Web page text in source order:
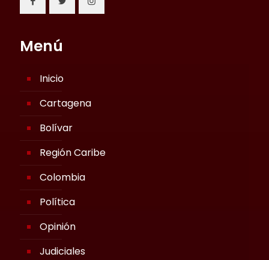
Menú
Inicio
Cartagena
Bolívar
Región Caribe
Colombia
Política
Opinión
Judiciales